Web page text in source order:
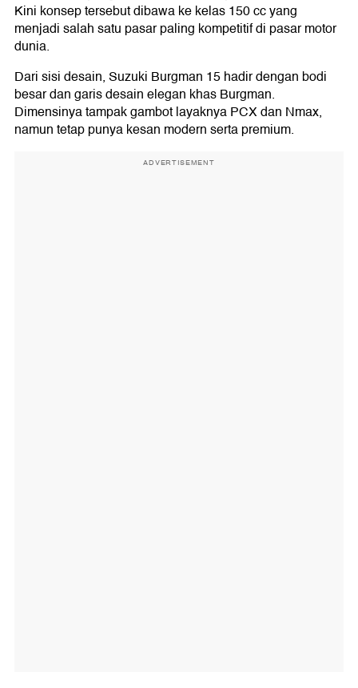
Kini konsep tersebut dibawa ke kelas 150 cc yang
menjadi salah satu pasar paling kompetitif di pasar motor
dunia.
Dari sisi desain, Suzuki Burgman 15 hadir dengan bodi
besar dan garis desain elegan khas Burgman.
Dimensinya tampak gambot layaknya PCX dan Nmax,
namun tetap punya kesan modern serta premium.
ADVERTISEMENT